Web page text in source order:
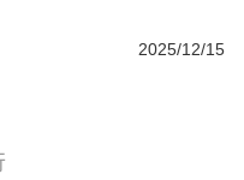
2025/12/15